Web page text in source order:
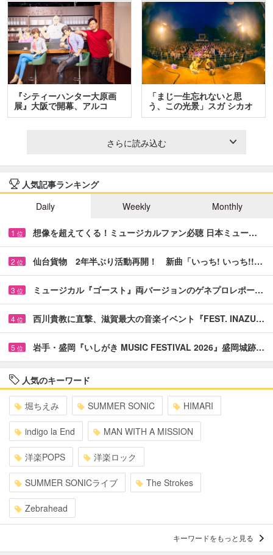
『シティーハンター大原画
展』大阪で開幕、アルコ
＆…
「まじ一生忘れないと思
う、この光景」スガ シカオ
と…
さらに読み込む
人気記事ランキング
Daily
Weekly Monthly
1 位 想像を超えてくる！ミュージカルファン必聴 日本ミュー…
2 位 仙台貨物 2年半ぶり活動再開！ 新曲「いっち! いっち!!…
3 位 ミュージカル『ゴースト』両バージョンのゲネプロレポー…
4 位 西川貴教に直撃、滋賀最大の音楽イベント『FEST. INAZU…
5 位 岩手・盛岡『いしがき MUSIC FESTIVAL 2026』盛岡城跡…
人気のキーワード
堀ちえみ SUMMER SONIC HIMARI
indigo la End MAN WITH A MISSION
洋楽POPS 洋楽ロック
SUMMER SONICライブ The Strokes
Zebrahead
キーワードをもっと見る